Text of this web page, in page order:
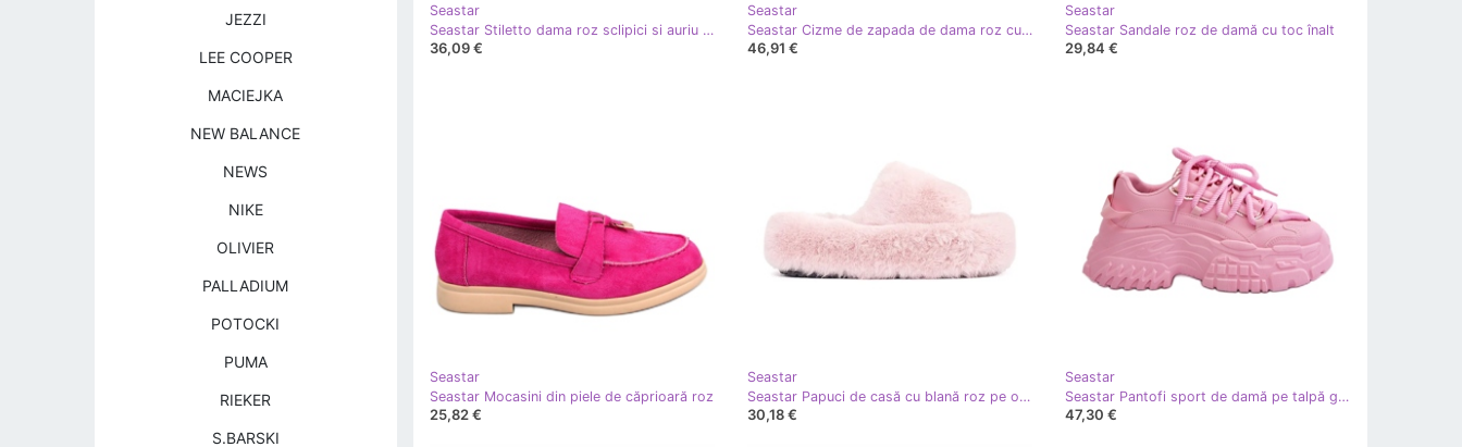
Seastar
Seastar Stiletto dama roz sclipici si auriu cu toc metalic
36,09 €
Seastar
Seastar Cizme de zapada de dama roz cu talpa groasa
46,91 €
Seastar
Seastar Sandale roz de damă cu toc înalt
29,84 €
Seastar
Seastar Mocasini din piele de căprioară roz
25,82 €
Seastar
Seastar Papuci de casă cu blană roz pe o platformă
30,18 €
Seastar
Seastar Pantofi sport de damă pe talpă groasă, roz
47,30 €
JEZZI
LEE COOPER
MACIEJKA
NEW BALANCE
NEWS
NIKE
OLIVIER
PALLADIUM
POTOCKI
PUMA
RIEKER
S.BARSKI